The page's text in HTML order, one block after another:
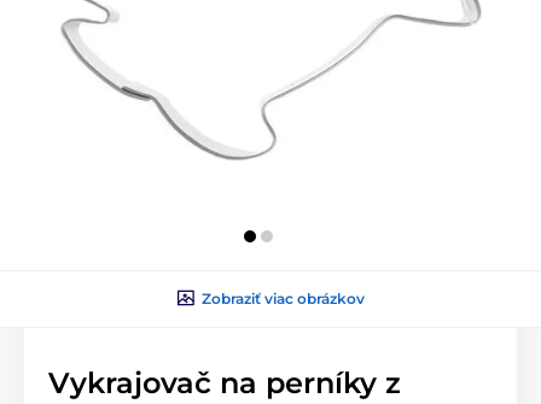
Zobraziť viac obrázkov
Vykrajovač na perníky z